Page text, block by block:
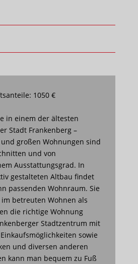
1050 €
in einem der ältesten
Stadt Frankenberg –
großen Wohnungen sind
und von
Ausstattungsgrad. In
gestalteten Altbau findet
passenden Wohnraum. Sie
betreuten Wohnen als
die richtige Wohnung
Stadtzentrum mit
sowie
und diversen anderen
kann man bequem zu Fuß